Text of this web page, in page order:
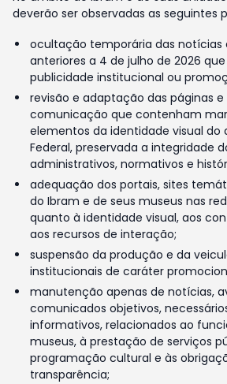
deverão ser observadas as seguintes
ocultação temporária das notícias
anteriores a 4 de julho de 2026
publicidade institucional ou
revisão e adaptação das páginas
comunicação que contenham
elementos da identidade visual do
Federal, preservada a integridade
administrativos, normativos e
adequação dos portais, sites
do Ibram e de seus museus nas
quanto à identidade visual, aos
aos recursos de interação;
suspensão da produção e da
institucionais de caráter
manutenção apenas de notícias,
comunicados objetivos,
informativos, relacionados ao
museus, à prestação de serviços
programação cultural e às
transparência;